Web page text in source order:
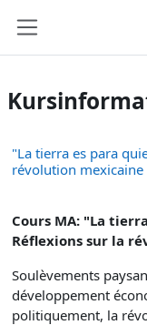
"La tierra es para
révolution
Cours MA: "La
Réflexions sur la
Soulèvements
développement
politiquement, la